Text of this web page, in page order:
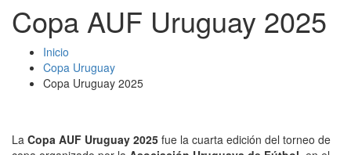
Copa AUF Uruguay 2025
Inicio
Copa Uruguay
Copa Uruguay 2025
La Copa AUF Uruguay 2025 fue la cuarta edición del torneo de